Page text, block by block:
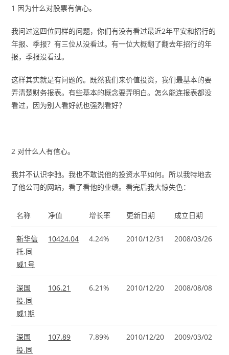
1 因为什么对股票有信心。
我问过这四位同样的问题，你们有没有看过最近2年平安和招行的
年报、季报？有三位从没看过。有一位大概翻了翻去年招行的年
报，季报没看过。
这样其实就是有问题的。既然我们来价值投资，我们最基本的要
弄清楚财务报表。有些基本的概念要弄明白。怎么能连报表都没
看过，因为别人看好就也强烈看好？
2 对什么人有信心。
我并不认识李驰。我也不敢说他的投资水平如何。所以我特地去
了他公司的网站，看了看他的业绩。看完后我大惊失色：
名称 净值 增长率 更新日期 成立日期
新华信
托.同
威1号
10424.04 4.24% 2010/12/31 2008/03/26
深国
投.同
威1期
106.21 6.21% 2010/12/20 2008/08/08
深国
投.同
107.89 7.89% 2010/12/20 2009/03/02